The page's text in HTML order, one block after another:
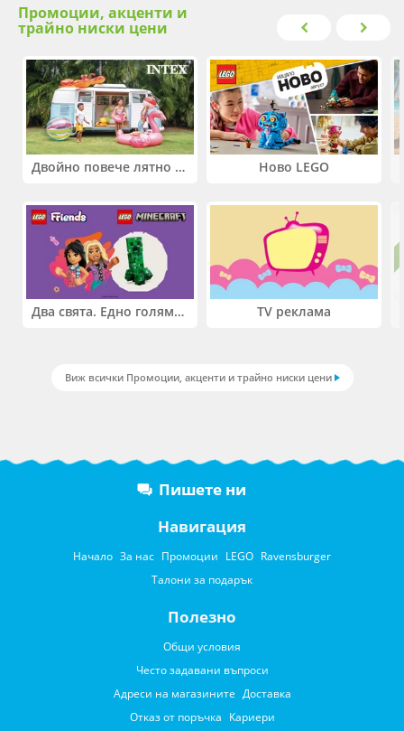
Промоции, акценти и
трайно ниски цени
Двойно повече лятно забавление! Купи 2 продукта INTEX и вземи -33%
Два свята. Едно голямо приключение. Купи 2 продукта LEGO® Friends и/или LEGO® Minecraft и вземи -27%
Ново LEGO
TV реклама
Виж всички Промоции, акценти и трайно ниски цени
Пишете ни
Навигация
Начало За нас Промоции LEGO Ravensburger
Талони за подарък
Полезно
Общи условия
Често задавани въпроси
Адреси на магазините Доставка
Отказ от поръчка Кариери